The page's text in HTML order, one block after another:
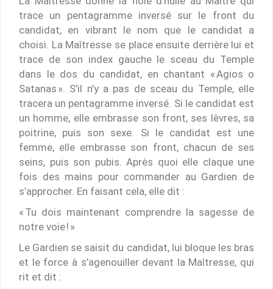
trace un pentagramme inversé sur le front du
candidat, en vibrant le nom que le candidat a
choisi. La Maîtresse se place ensuite derrière lui et
trace de son index gauche le sceau du Temple
dans le dos du candidat, en chantant « Agios o
Satanas ». S’il n’y a pas de sceau du Temple, elle
tracera un pentagramme inversé. Si le candidat est
un homme, elle embrasse son front, ses lèvres, sa
poitrine, puis son sexe. Si le candidat est une
femme, elle embrasse son front, chacun de ses
seins, puis son pubis. Après quoi elle claque une
fois des mains pour commander au Gardien de
s’approcher. En faisant cela, elle dit :
« Tu dois maintenant comprendre la sagesse de
notre voie ! »
Le Gardien se saisit du candidat, lui bloque les bras
et le force à s’agenouiller devant la Maîtresse, qui
rit et dit :